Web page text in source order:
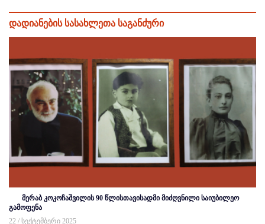
დადიანების სასახლეთა საგანძური
მერაბ კოკოჩაშვილის 90 წლისთავისადმი მიძღვნილი საიუბილეო
გამოფენა
22 / სექტემბერი 2025